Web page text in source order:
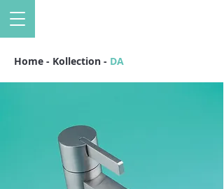
Home - Kollection - DA